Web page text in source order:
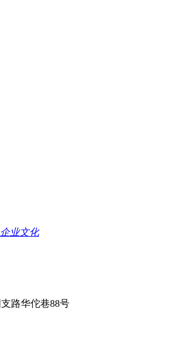
业文化
路华佗巷88号